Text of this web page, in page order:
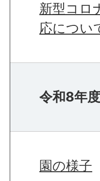
新型コロ
応につい
令和8年
園の様子